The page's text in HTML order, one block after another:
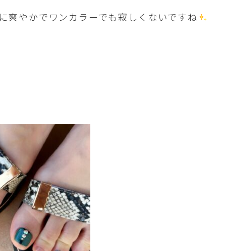
爽やかでワンカラーでも寂しくないですね